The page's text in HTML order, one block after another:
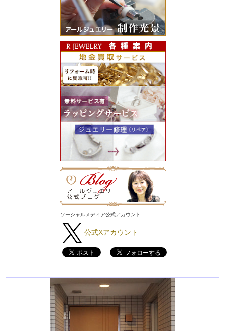
ソーシャルメディア公式アカウント
公式Xアカウント